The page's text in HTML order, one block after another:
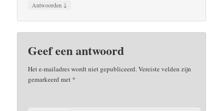
Antwoorden ↓
Geef een antwoord
Het e-mailadres wordt niet gepubliceerd.Vereiste velden zijn
gemarkeerd met *